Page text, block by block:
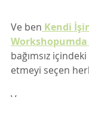
Ve ben Kendi
Workshopumda
bağımsız
etmeyi seçen
Ve en sonuncusu